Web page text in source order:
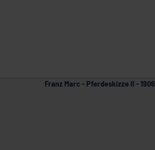
Franz Marc - Pferdeskizze II - 1906